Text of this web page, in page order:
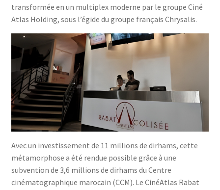
transformée en un multiplex moderne par le groupe Ciné
Atlas Holding, sous l’égide du groupe français Chrysalis.
Avec un investissement de 11 millions de dirhams, cette
métamorphose a été rendue possible grâce à une
subvention de 3,6 millions de dirhams du Centre
cinématographique marocain (CCM). Le CinéAtlas Rabat